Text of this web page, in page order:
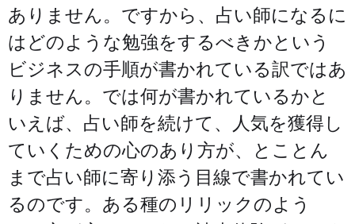
ありません。ですから、占い師になるに
はどのような勉強をするべきかという
ビジネスの手順が書かれている訳ではあ
りません。では何が書かれているかと
いえば、占い師を続けて、人気を獲得し
ていくための心のあり方が、とことん
まで占い師に寄り添う目線で書かれてい
るのです。ある種のリリックのよう